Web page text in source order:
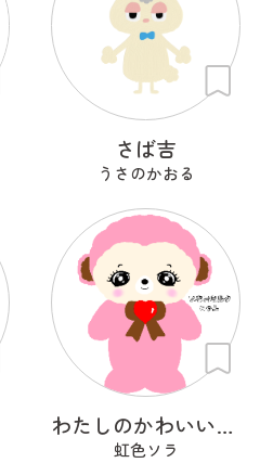
さば吉
うさのかおる
わたしのかわいいせかい
虹色ソラ